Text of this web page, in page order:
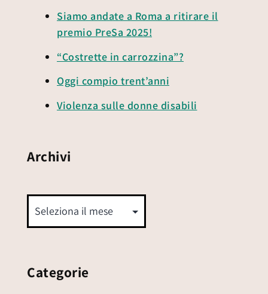
Siamo andate a Roma a ritirare il
premio PreSa 2025!
“Costrette in carrozzina”?
Oggi compio trent’anni
Violenza sulle donne disabili
Archivi
Categorie